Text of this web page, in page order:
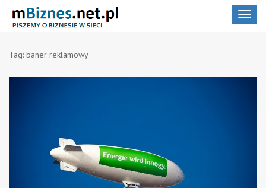
Toggle
Tag: baner reklamowy